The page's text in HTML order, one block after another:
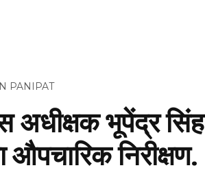
PANIPAT
अधीक्षक भूपेंद्र
औपचारिक निरीक्षण.